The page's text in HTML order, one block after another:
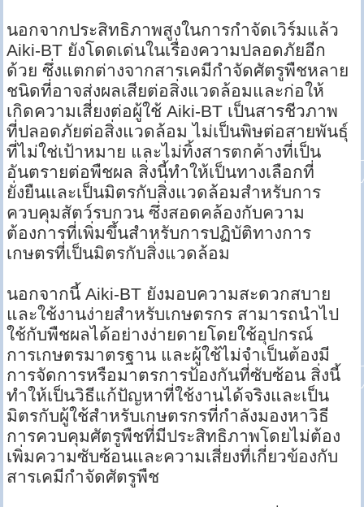
นอกจากประสิทธิภาพสูงในการกำจัดเวิร์มแล้ว
Aiki-BT ยังโดดเด่นในเรื่องความปลอดภัยอีก
ด้วย ซึ่งแตกต่างจากสารเคมีกำจัดศัตรูพืชหลาย
ชนิดที่อาจส่งผลเสียต่อสิ่งแวดล้อมและก่อให้
เกิดความเสี่ยงต่อผู้ใช้ Aiki-BT เป็นสารชีวภาพ
ที่ปลอดภัยต่อสิ่งแวดล้อม ไม่เป็นพิษต่อสายพันธุ์
ที่ไม่ใช่เป้าหมาย และไม่ทิ้งสารตกค้างที่เป็น
อันตรายต่อพืชผล สิ่งนี้ทำให้เป็นทางเลือกที่
ยั่งยืนและเป็นมิตรกับสิ่งแวดล้อมสำหรับการ
ควบคุมสัตว์รบกวน ซึ่งสอดคล้องกับความ
ต้องการที่เพิ่มขึ้นสำหรับการปฏิบัติทางการ
เกษตรที่เป็นมิตรกับสิ่งแวดล้อม
นอกจากนี้ Aiki-BT ยังมอบความสะดวกสบาย
และใช้งานง่ายสำหรับเกษตรกร สามารถนำไป
ใช้กับพืชผลได้อย่างง่ายดายโดยใช้อุปกรณ์
การเกษตรมาตรฐาน และผู้ใช้ไม่จำเป็นต้องมี
การจัดการหรือมาตรการป้องกันที่ซับซ้อน สิ่งนี้
ทำให้เป็นวิธีแก้ปัญหาที่ใช้งานได้จริงและเป็น
มิตรกับผู้ใช้สำหรับเกษตรกรที่กำลังมองหาวิธี
การควบคุมศัตรูพืชที่มีประสิทธิภาพโดยไม่ต้อง
เพิ่มความซับซ้อนและความเสี่ยงที่เกี่ยวข้องกับ
สารเคมีกำจัดศัตรูพืช